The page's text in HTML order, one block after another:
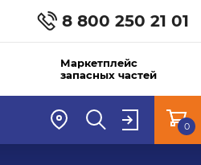
8 800 250 21 01
Маркетплейс
запасных частей
0